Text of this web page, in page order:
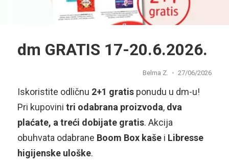
dm GRATIS 17-20.6.2026.
Belma Z. 27/06/2026
Iskoristite odličnu 2+1 gratisponudu u dm-u!
Pri kupovini tri odabrana proizvoda, dva
plaćate, a treći dobijate gratis. Akcija
obuhvata odabrane Boom Box kašei Libresse
higijenske uloške.